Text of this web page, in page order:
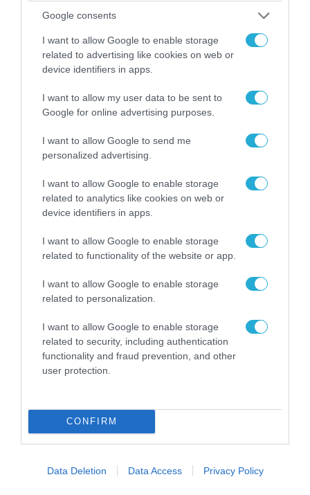
Google consents
I want to allow Google to enable storage
related to advertising like cookies on web or
device identifiers in apps.
I want to allow my user data to be sent to
Google for online advertising purposes.
I want to allow Google to send me
personalized advertising.
I want to allow Google to enable storage
related to analytics like cookies on web or
device identifiers in apps.
I want to allow Google to enable storage
related to functionality of the website or app.
I want to allow Google to enable storage
related to personalization.
I want to allow Google to enable storage
related to security, including authentication
functionality and fraud prevention, and other
user protection.
CONFIRM
Data Deletion Data Access Privacy Policy
πρόεδρος είπεότι η Ρωσία δεν έχει
αντιρρήσεις για την ένταξη της στην ΕΕ ,
λέγοντας ότι «αν είναι έτοιμοι να
δεχθούν μια τέτοια οικονομία ας το
κάνουν».
ΗΠΑ
ΣΧΟΛΙΑΣΤΕ ΤΟ ΑΡΘΡΟ